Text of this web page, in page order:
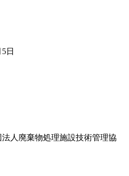
日
人廃棄物処理施設技術管理協